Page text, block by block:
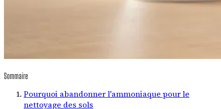
Sommaire
Pourquoi abandonner l'ammoniaque pour le
nettoyage des sols